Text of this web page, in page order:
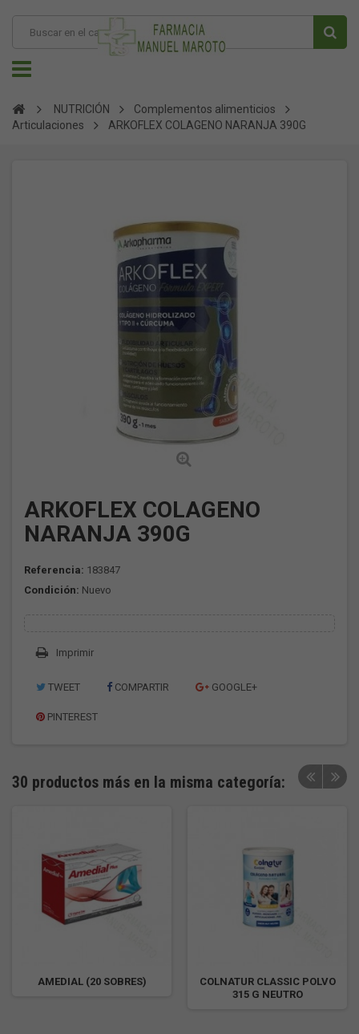
NUTRICIÓN
Complementos alimenticios
Articulaciones
ARKOFLEX COLAGENO NARANJA 390G
ARKOFLEX COLAGENO
NARANJA 390G
Referencia: 183847
Condición: Nuevo
Imprimir
TWEET COMPARTIR GOOGLE+
PINTEREST
30 productos más en la misma categoría:
AMEDIAL (20 SOBRES)
COLNATUR CLASSIC POLVO
315 G NEUTRO